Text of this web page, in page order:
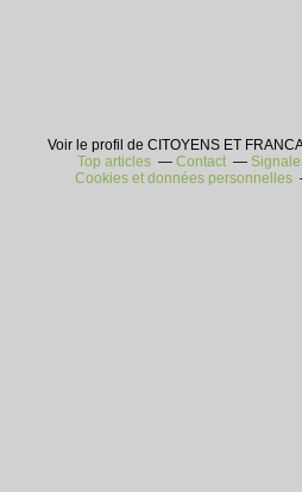
Voir le profil de CITOYENS ET
Top articles
Contact
Cookies et données personnelles